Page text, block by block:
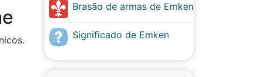
Brasão de armas de Emken
Significado de Emken